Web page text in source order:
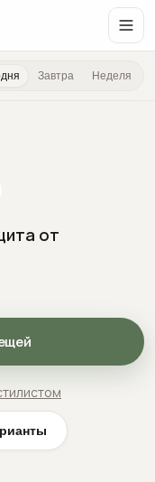
Завтра Неделя
от